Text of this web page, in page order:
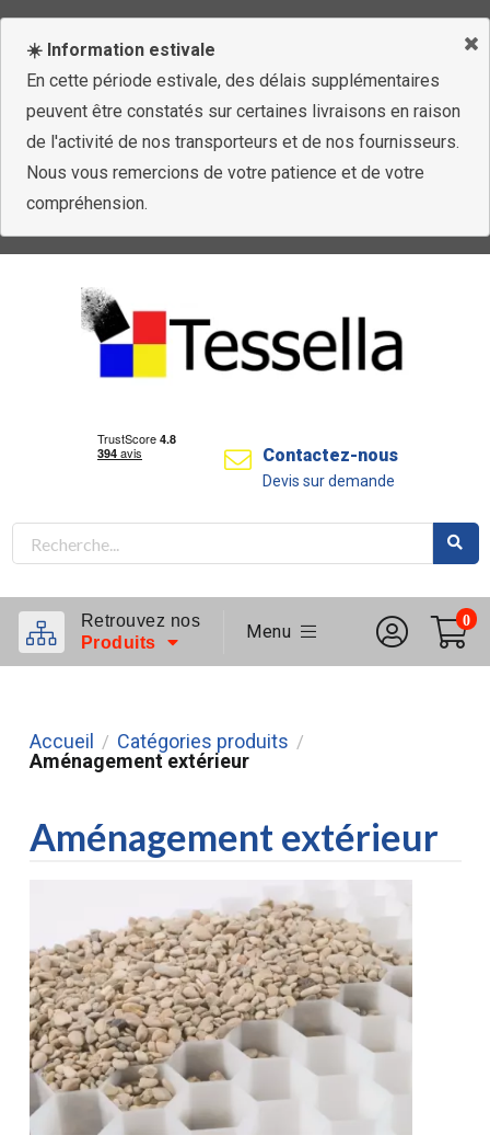
☀️ Information estivale
En cette période estivale, des délais supplémentaires
peuvent être constatés sur certaines livraisons en raison
de l'activité de nos transporteurs et de nos fournisseurs.
Nous vous remercions de votre patience et de votre
compréhension.
Contactez-nous
Devis sur demande
Retrouvez nos
Produits
Menu
0
Accueil / Catégories produits /
Aménagement extérieur
Aménagement extérieur